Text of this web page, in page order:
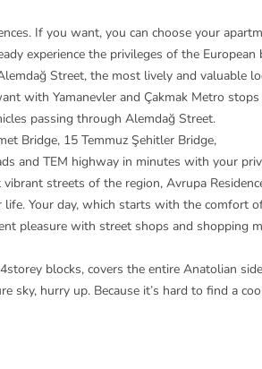
If you want, you can choose your
experience the privileges of the European
Street, the most lively and valuable
with Yamanevler and Çakmak Metro
passing through Alemdağ Street.
Bridge, 15 Temmuz Şehitler Bridge,
and TEM highway in minutes with your
streets of the region, Avrupa
Your day, which starts with the comfort
pleasure with street shops and shopping
blocks, covers the entire Anatolian
sky, hurry up. Because it’s hard to find a